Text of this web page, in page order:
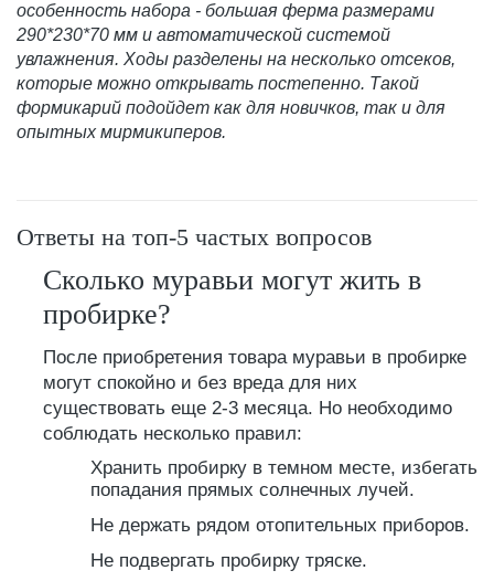
особенность набора - большая ферма размерами
290*230*70 мм и автоматической системой
увлажнения. Ходы разделены на несколько отсеков,
которые можно открывать постепенно. Такой
формикарий подойдет как для новичков, так и для
опытных мирмикиперов.
Ответы на топ-5 частых вопросов
Сколько муравьи могут жить в
пробирке?
После приобретения товара муравьи в пробирке
могут спокойно и без вреда для них
существовать еще 2-3 месяца. Но необходимо
соблюдать несколько правил:
Хранить пробирку в темном месте, избегать
попадания прямых солнечных лучей.
Не держать рядом отопительных приборов.
Не подвергать пробирку тряске.